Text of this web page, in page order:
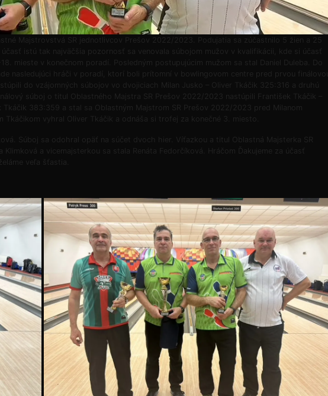
Majstrovstvá SR jednotlivcov Prešov 2022/2023. Podujatia sa zúčastnilo 5 žien a 25
istú tak najväčšia pozornosť sa venovala súbojom mužov v kvalifikácii, kde si účasť
mieste v konečnom poradí. Posledným postupujúcim mužom sa stal Daniel Duleba. Do
nasledujúci hráči v poradí, ktorí boli prítomní v bowlingovom centre pred prvou finálovou
do vzájomných súbojov vo dvojiciach Milan Jusko – Oliver Tkáčik 325:316 a druhú
súboj o titul Oblastného Majstra SR Prešov 2022/2023 nastúpili František Tkáčik –
383:359 a stal sa Oblastným Majstrom SR Prešov 2022/2023 pred Milanom
vyhral Oliver Tkáčik a odnáša si trofej za konečné 3. miesto.
Súboj sa odohral opäť na súčet dvoch hier. Víťazkou a titul Oblastná Majsterka SR
a vicemajsterkou sa stala Renáta Fedorčíková. Hráčom Ďakujeme za účasť
veľa šťastia.